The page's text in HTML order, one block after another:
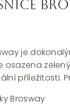
je
příležitosti.
Brosway